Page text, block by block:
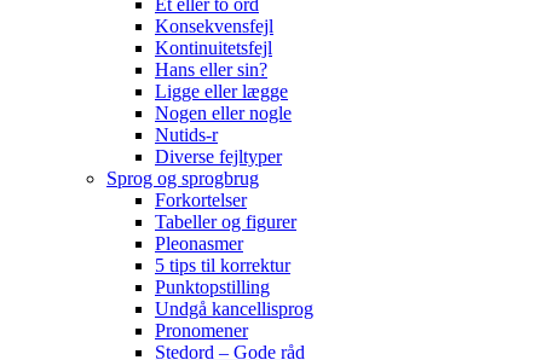
Et eller to ord
Konsekvensfejl
Kontinuitetsfejl
Hans eller sin?
Ligge eller lægge
Nogen eller nogle
Nutids-r
Diverse fejltyper
Sprog og sprogbrug
Forkortelser
Tabeller og figurer
Pleonasmer
5 tips til korrektur
Punktopstilling
Undgå kancellisprog
Pronomener
Stedord – Gode råd